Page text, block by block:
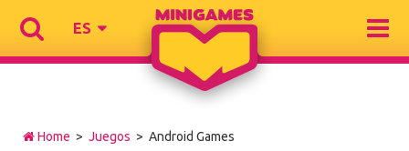
ES
Home > Juegos > Android Games